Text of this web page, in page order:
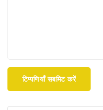
टिप्पणियाँ सबमिट करें